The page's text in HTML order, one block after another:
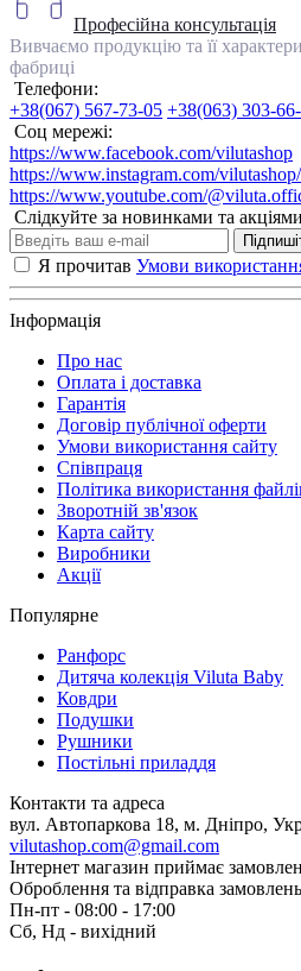
Професійна консультація
Вивчаємо продукцію та її
фабриці
Телефони:
+38(067) 567-73-05 +38(063) 303-
Соц мережі:
https://www.facebook.com/vilutashop
https://www.instagram.com/vilutashop/
https://www.youtube.com/
Слідкуйте за новинками та
Я прочитав Умови
Інформація
Про нас
Оплата і доставка
Гарантія
Договір публічної оферти
Умови використання сайту
Співпраця
Політика використання
Зворотній зв'язок
Карта сайту
Виробники
Акції
Популярне
Ранфорс
Дитяча колекція Viluta Baby
Ковдри
Подушки
Рушники
Постільні приладдя
Контакти та адреса
вул. Автопаркова 18, м. Дніпро,
vilutashop.com@gmail.com
Інтернет магазин приймає
Оброблення та відправка
Пн-пт - 08:00 - 17:00
Сб, Нд - вихідний